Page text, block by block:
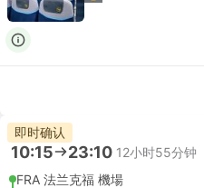
即时确认
10:15 23:10 12小时55分钟
FRA 法兰克福 機場